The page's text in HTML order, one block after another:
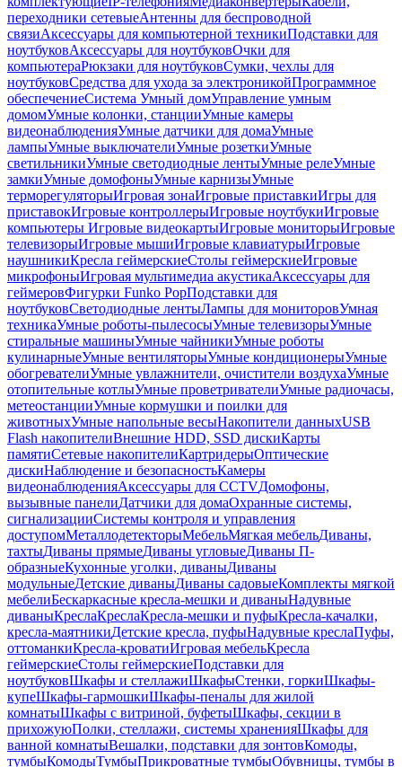
переходники сетевыеАнтенны для беспроводной
связиАксессуары для компьютерной техникиПодставки для
ноутбуковАксессуары для ноутбуковОчки для
компьютераРюкзаки для ноутбуковСумки, чехлы для
ноутбуковСредства для ухода за электроникойПрограммное
обеспечениеСистема Умный домУправление умным
домомУмные колонки, станцииУмные камеры
видеонаблюденияУмные датчики для домаУмные
лампыУмные выключателиУмные розеткиУмные
светильникиУмные светодиодные лентыУмные релеУмные
замкиУмные домофоныУмные карнизыУмные
терморегуляторыИгровая зонаИгровые приставкиИгры для
приставокИгровые контроллерыИгровые ноутбукиИгровые
компьютеры Игровые видеокартыИгровые мониторыИгровые
телевизорыИгровые мышиИгровые клавиатурыИгровые
наушникиКресла геймерскиеСтолы геймерскиеИгровые
микрофоныИгровая мультимедиа акустикаАксессуары для
геймеровФигурки Funko PopПодставки для
ноутбуковСветодиодные лентыЛампы для мониторовУмная
техникаУмные роботы-пылесосыУмные телевизорыУмные
стиральные машиныУмные чайникиУмные роботы
кулинарныеУмные вентиляторыУмные кондиционерыУмные
обогревателиУмные увлажнители, очистители воздухаУмные
отопительные котлыУмные проветривателиУмные радиочасы,
метеостанцииУмные кормушки и поилки для
животныхУмные напольные весыНакопители данныхUSB
Flash накопителиВнешние HDD, SSD дискиКарты
памятиСетевые накопителиКартридерыОптические
дискиНаблюдение и безопасностьКамеры
видеонаблюденияАксессуары для CCTVДомофоны,
вызывные панелиДатчики для домаОхранные системы,
сигнализацииСистемы контроля и управления
доступомМеталлодетекторыМебельМягкая мебельДиваны,
тахтыДиваны прямыеДиваны угловыеДиваны П-
образныеКухонные уголки, диваныДиваны
модульныеДетские диваныДиваны садовыеКомплекты мягкой
мебелиБескаркасные кресла-мешки и диваныНадувные
диваныКреслаКреслаКресла-мешки и пуфыКресла-качалки,
кресла-маятникиДетские кресла, пуфыНадувные креслаПуфы,
оттоманкиКресла-кроватиИгровая мебельКресла
геймерскиеСтолы геймерскиеПодставки для
ноутбуковШкафы и стеллажиШкафыСтенки, горкиШкафы-
купеШкафы-гармошкиШкафы-пеналы для жилой
комнатыШкафы с витриной, буфетыШкафы, секции в
прихожуюПолки, стеллажи, системы храненияШкафы для
ванной комнатыВешалки, подставки для зонтовКомоды,
тумбыКомодыТумбыПрикроватные тумбыОбувницы, тумбы в